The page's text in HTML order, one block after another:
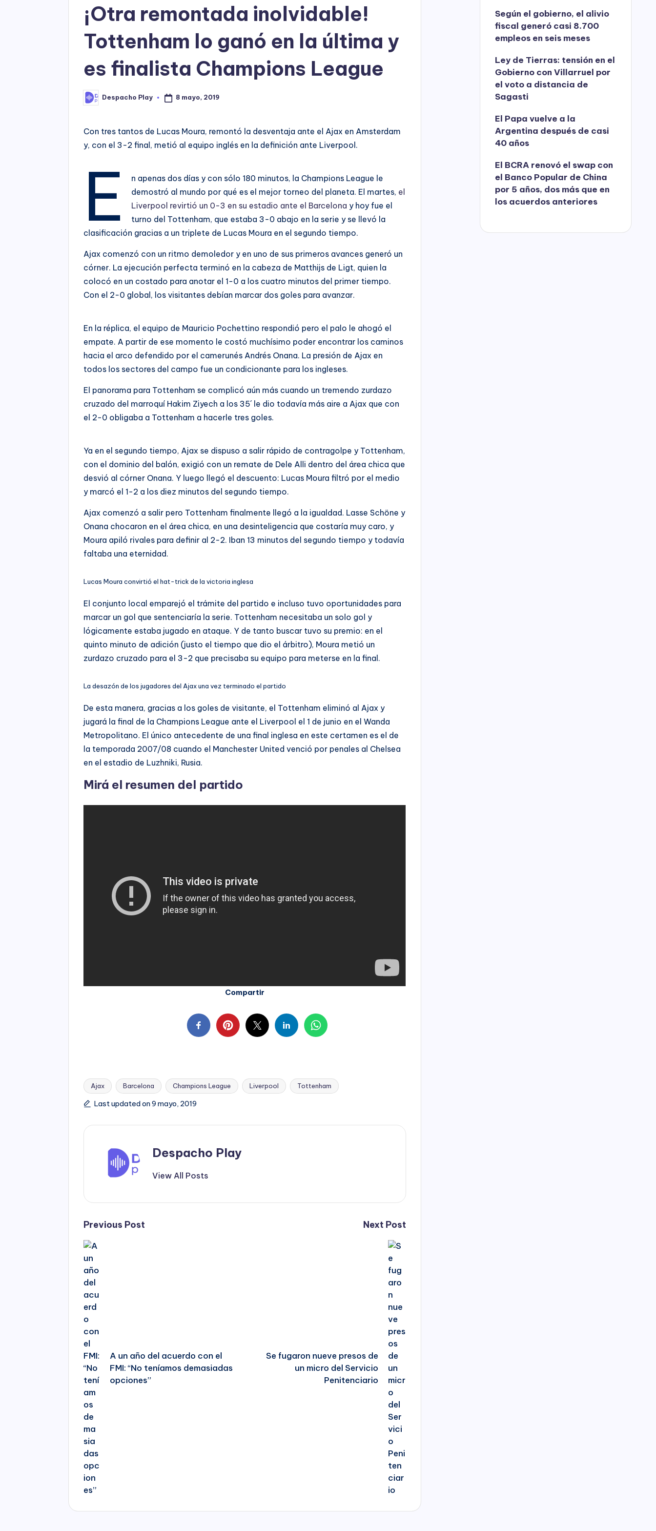
o
P
l
a
¡Otra remontada inolvidable!
Tottenham lo ganó en la última y
es finalista Champions League
Posted
by
Despacho Play 8 mayo, 2019
Con tres tantos de Lucas Moura, remontó la desventaja ante el Ajax en Amsterdam
y, con el 3-2 final, metió al equipo inglés en la definición ante Liverpool.
E
n apenas dos días y con sólo 180 minutos, la Champions League le
demostró al mundo por qué es el mejor torneo del planeta. El martes, el
Liverpool revirtió un 0-3 en su estadio ante el Barcelona y hoy fue el
turno del Tottenham, que estaba 3-0 abajo en la serie y se llevó la
clasificación gracias a un triplete de Lucas Moura en el segundo tiempo.
Ajax comenzó con un ritmo demoledor y en uno de sus primeros avances generó un
córner. La ejecución perfecta terminó en la cabeza de Matthijs de Ligt, quien la
colocó en un costado para anotar el 1-0 a los cuatro minutos del primer tiempo.
Con el 2-0 global, los visitantes debían marcar dos goles para avanzar.
En la réplica, el equipo de Mauricio Pochettino respondió pero el palo le ahogó el
empate. A partir de ese momento le costó muchísimo poder encontrar los caminos
hacia el arco defendido por el camerunés Andrés Onana. La presión de Ajax en
todos los sectores del campo fue un condicionante para los ingleses.
El panorama para Tottenham se complicó aún más cuando un tremendo zurdazo
cruzado del marroquí Hakim Ziyech a los 35´ le dio todavía más aire a Ajax que con
el 2-0 obligaba a Tottenham a hacerle tres goles.
Ya en el segundo tiempo, Ajax se dispuso a salir rápido de contragolpe y Tottenham,
con el dominio del balón, exigió con un remate de Dele Alli dentro del área chica que
desvió al córner Onana. Y luego llegó el descuento: Lucas Moura filtró por el medio
y marcó el 1-2 a los diez minutos del segundo tiempo.
Ajax comenzó a salir pero Tottenham finalmente llegó a la igualdad. Lasse Schöne y
Onana chocaron en el área chica, en una desinteligencia que costaría muy caro, y
Moura apiló rivales para definir al 2-2. Iban 13 minutos del segundo tiempo y todavía
faltaba una eternidad.
Lucas Moura convirtió el hat-trick de la victoria inglesa
El conjunto local emparejó el trámite del partido e incluso tuvo oportunidades para
marcar un gol que sentenciaría la serie. Tottenham necesitaba un solo gol y
lógicamente estaba jugado en ataque. Y de tanto buscar tuvo su premio: en el
quinto minuto de adición (justo el tiempo que dio el árbitro), Moura metió un
zurdazo cruzado para el 3-2 que precisaba su equipo para meterse en la final.
La desazón de los jugadores del Ajax una vez terminado el partido
De esta manera, gracias a los goles de visitante, el Tottenham eliminó al Ajax y
jugará la final de la Champions League ante el Liverpool el 1 de junio en el Wanda
Metropolitano. El único antecedente de una final inglesa en este certamen es el de
la temporada 2007/08 cuando el Manchester United venció por penales al Chelsea
en el estadio de Luzhniki, Rusia.
Mirá el resumen del partido
Compartir
Tags:
Ajax Barcelona Champions League Liverpool Tottenham
Last updated on 9 mayo, 2019
Despacho Play
View All Posts
Post
navigation
Previous Post
A un año del acuerdo con el
FMI: “No teníamos demasiadas
opciones”
Next Post
Se fugaron nueve presos de
un micro del Servicio
Penitenciario
Según el gobierno, el alivio
fiscal generó casi 8.700
empleos en seis meses
Ley de Tierras: tensión en el
Gobierno con Villarruel por
el voto a distancia de
Sagasti
El Papa vuelve a la
Argentina después de casi
40 años
El BCRA renovó el swap con
el Banco Popular de China
por 5 años, dos más que en
los acuerdos anteriores